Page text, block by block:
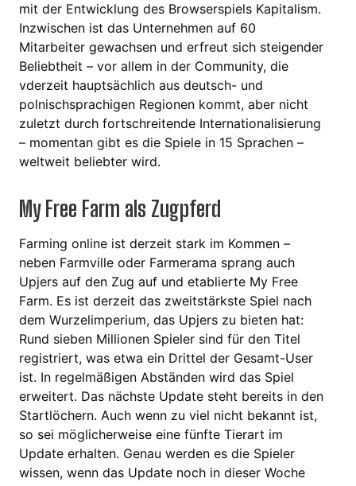
mit der Entwicklung des Browserspiels Kapitalism.
Inzwischen ist das Unternehmen auf 60
Mitarbeiter gewachsen und erfreut sich steigender
Beliebtheit – vor allem in der Community, die
vderzeit hauptsächlich aus deutsch- und
polnischsprachigen Regionen kommt, aber nicht
zuletzt durch fortschreitende Internationalisierung
– momentan gibt es die Spiele in 15 Sprachen –
weltweit beliebter wird.
My Free Farm als Zugpferd
Farming online ist derzeit stark im Kommen –
neben Farmville oder Farmerama sprang auch
Upjers auf den Zug auf und etablierte My Free
Farm. Es ist derzeit das zweitstärkste Spiel nach
dem Wurzelimperium, das Upjers zu bieten hat:
Rund sieben Millionen Spieler sind für den Titel
registriert, was etwa ein Drittel der Gesamt-User
ist. In regelmäßigen Abständen wird das Spiel
erweitert. Das nächste Update steht bereits in den
Startlöchern. Auch wenn zu viel nicht bekannt ist,
so sei möglicherweise eine fünfte Tierart im
Update erhalten. Genau werden es die Spieler
wissen, wenn das Update noch in dieser Woche